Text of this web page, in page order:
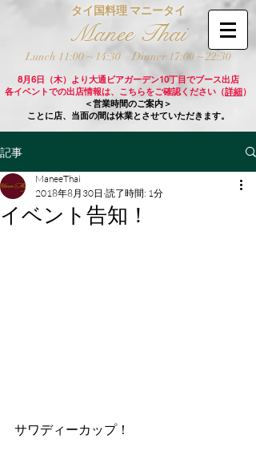
タイ国料理 マニータイ
Manee Thai
Lunch 11:00 ~ 14:30 Dinner 17:00 ~ 22:30
8月6日（木）より大通ビアガーデン10丁目でブース出店
各イベントでの出店情報は、こちらをご確認ください（詳細）
＜営業時間のご案内＞
ことに店、当面の間は休業とさせていただきます。
記事
イベント告知！
ManeeThai
2018年8月30日 読了時間: 1分
サワディーカップ！